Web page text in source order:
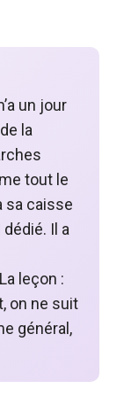
un jour
la
tout le
sa caisse
Il a
leçon :
on ne suit
général,